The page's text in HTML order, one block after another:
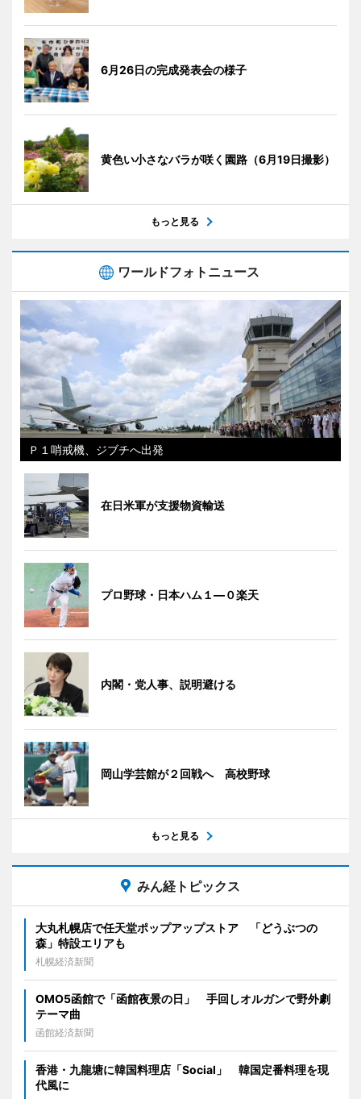
6月26日の完成発表会の様子
黄色い小さなバラが咲く園路（6月19日撮影）
もっと見る
ワールドフォトニュース
Ｐ１哨戒機、ジブチへ出発
在日米軍が支援物資輸送
プロ野球・日本ハム１―０楽天
内閣・党人事、説明避ける
岡山学芸館が２回戦へ 高校野球
もっと見る
みん経トピックス
大丸札幌店で任天堂ポップアップストア 「どうぶつの
森」特設エリアも
札幌経済新聞
OMO5函館で「函館夜景の日」 手回しオルガンで野外劇
テーマ曲
函館経済新聞
香港・九龍塘に韓国料理店「Social」 韓国定番料理を現
代風に